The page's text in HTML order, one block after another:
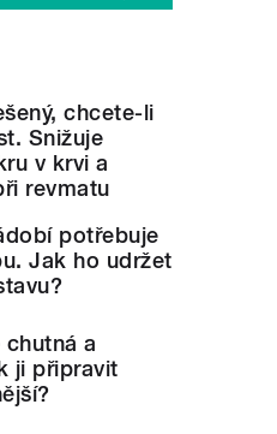
chcete-li
Snižuje
v krvi a
revmatu
potřebuje
Jak ho udržet
chutná a
ji připravit